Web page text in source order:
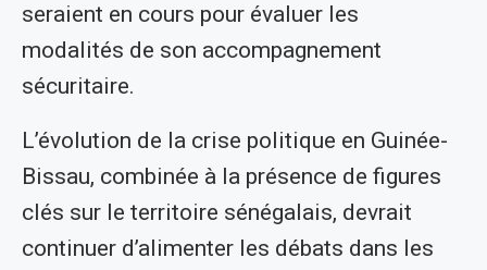
seraient en cours pour évaluer les
modalités de son accompagnement
sécuritaire.
L’évolution de la crise politique en Guinée-
Bissau, combinée à la présence de figures
clés sur le territoire sénégalais, devrait
continuer d’alimenter les débats dans les